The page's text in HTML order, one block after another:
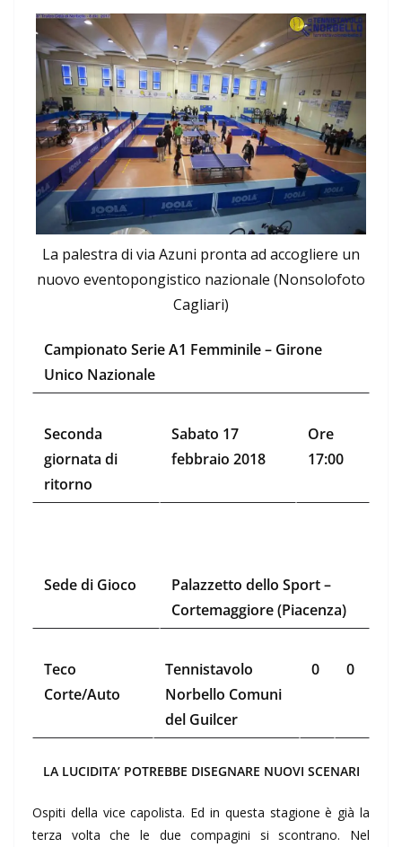
La palestra di via Azuni pronta ad accogliere un
nuovo eventopongistico nazionale (Nonsolofoto
Cagliari)
Campionato Serie A1 Femminile – Girone
Unico Nazionale
Seconda
giornata di
ritorno
Sabato 17
febbraio 2018
Ore
17:00
Sede di Gioco
Palazzetto dello Sport –
Cortemaggiore (Piacenza)
Teco
Corte/Auto
Tennistavolo
Norbello Comuni
del Guilcer
0 0
LA LUCIDITA’ POTREBBE DISEGNARE NUOVI SCENARI
Ospiti della vice capolista. Ed in questa stagione è già la
terza volta che le due compagini si scontrano. Nel